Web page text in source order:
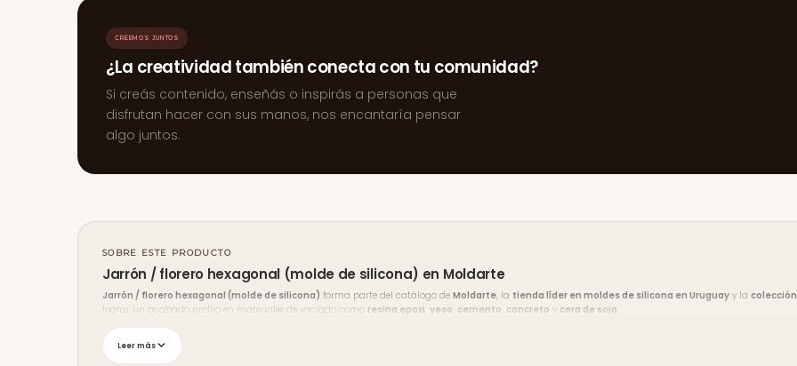
CREEMOS JUNTOS
¿La creatividad también conecta con tu comunidad?
Si creás contenido, enseñás o inspirás a personas que
disfrutan hacer con sus manos, nos encantaría pensar
algo juntos.
SOBRE ESTE PRODUCTO
Jarrón / florero hexagonal (molde de silicona) en Moldarte
Jarrón / florero hexagonal (molde de silicona) forma parte del catálogo de Moldarte, la tienda líder en moldes de silicona en Uruguayy la
lograr un acabado prolijo en materiales de vaciado como resina epoxi yeso cemento concreto y cera de soja
Leer más